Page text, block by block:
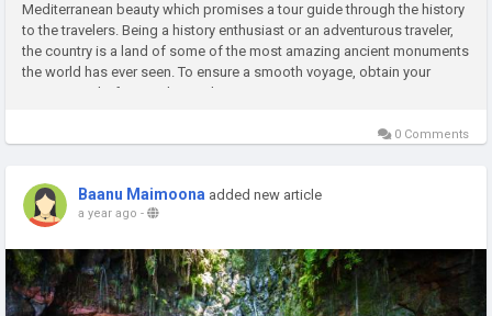
Mediterranean beauty which promises a tour guide through the history
to the travelers. Being a history enthusiast or an adventurous traveler,
the country is a land of some of the most amazing ancient monuments
the world has ever seen. To ensure a smooth voyage, obtain your
Tunisia visa before exploring the past. ...
0 Comments
Baanu Maimoona added new article
a year ago -